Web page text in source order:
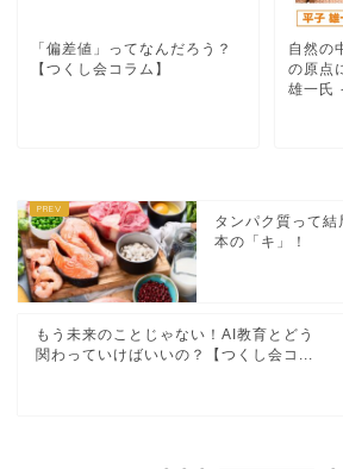
「偏差値」ってなんだろう？
【つくし会コラム】
自然の
の原点
雄一氏
タンパク質って
本の「キ」！
もう未来のことじゃない！AI教育とどう
関わっていけばいいの？【つくし会コ...